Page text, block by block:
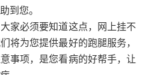
到您。
家必须要知道这点，网上挂不
将为您提供最好的跑腿服务，
事项，是您看病的好帮手，让